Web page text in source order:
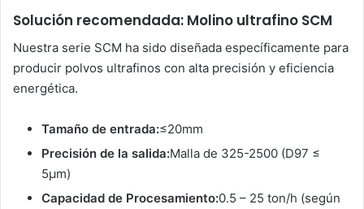
Solución recomendada: Molino ultrafino SCM
Nuestra serie SCM ha sido diseñada específicamente para
producir polvos ultrafinos con alta precisión y eficiencia
energética.
Tamaño de entrada:≤20mm
Precisión de la salida:Malla de 325-2500 (D97 ≤
5μm)
Capacidad de Procesamiento:0.5 – 25 ton/h (según